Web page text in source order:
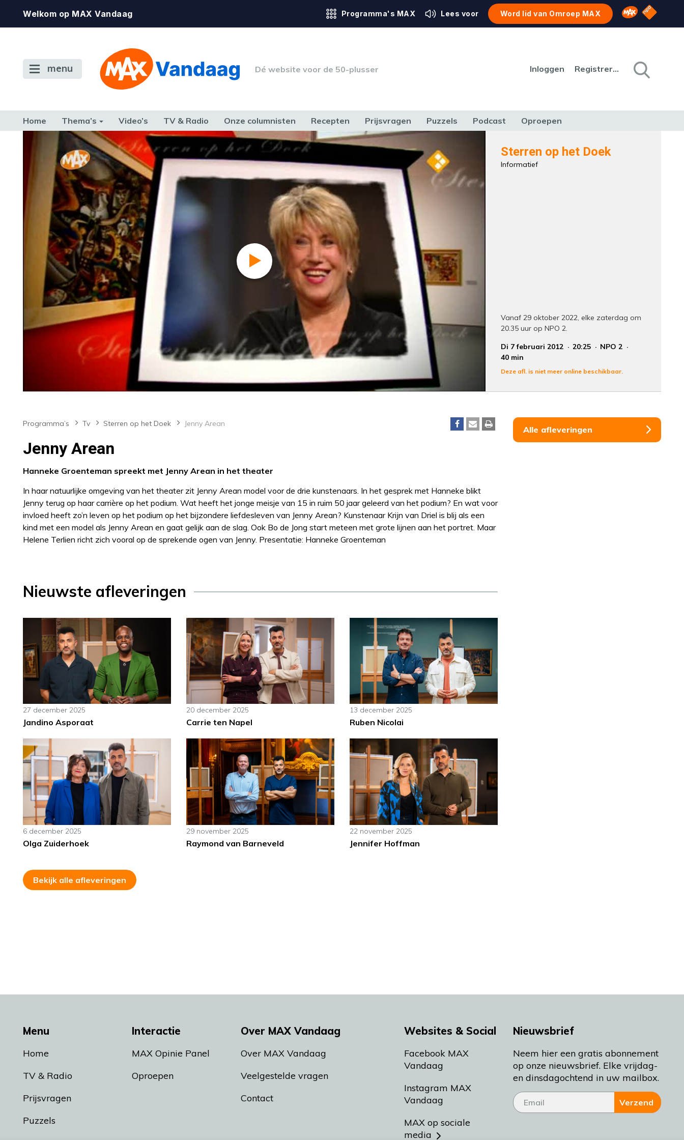
Welkom op MAX Vandaag Programma's MAX Lees voor Word lid van Omroep MAX Omroep MAX
NPO
menu Dé website voor de 50-plusser Inloggen Registreren
Home Thema’s Video’s TV & Radio Onze columnisten Recepten Prijsvragen Puzzels Podcast Oproepen
ETEN & DRINKEN FAMILIE & RELATIE GELD, WERK & RECHT GEZONDHEID & SPORT HUIS, TUIN & HOBBY
TERUG NAAR TOEN Sterren op het Doek
Informatief
Vanaf 29 oktober 2022, elke zaterdag om
20.35 uur op NPO 2.
Di 7 februari 2012
20:25
NPO 2
40 min
Deze afl. is niet meer online beschikbaar.
Programma’s Tv Sterren op het Doek Jenny Arean
Jenny Arean
Hanneke Groenteman spreekt met Jenny Arean in het theater
In haar natuurlijke omgeving van het theater zit Jenny Arean model voor de drie kunstenaars. In het gesprek met Hanneke blikt
Jenny terug op haar carrière op het podium. Wat heeft het jonge meisje van 15 in ruim 50 jaar geleerd van het podium? En wat voor
invloed heeft zo’n leven op het podium op het bijzondere liefdesleven van Jenny Arean? Kunstenaar Krijn van Driel is blij als een
kind met een model als Jenny Arean en gaat gelijk aan de slag. Ook Bo de Jong start meteen met grote lijnen aan het portret. Maar
Helene Terlien richt zich vooral op de sprekende ogen van Jenny. Presentatie: Hanneke Groenteman
Nieuwste afleveringen
27 december 2025
Jandino Asporaat
20 december 2025
Carrie ten Napel
13 december 2025
Ruben Nicolai
6 december 2025
Olga Zuiderhoek
29 november 2025
Raymond van Barneveld
22 november 2025
Jennifer Hoffman
Bekijk alle afleveringen
Alle afleveringen
Menu
Home
TV & Radio
Prijsvragen
Puzzels
Interactie
MAX Opinie Panel
Oproepen
Over MAX Vandaag
Over MAX Vandaag
Veelgestelde vragen
Contact
Websites & Social
Facebook MAX
Vandaag
Instagram MAX
Vandaag
MAX op sociale
media
Nieuwsbrief
Neem hier een gratis abonnement
op onze nieuwsbrief. Elke vrijdag-
en dinsdagochtend in uw mailbox.
Verzend